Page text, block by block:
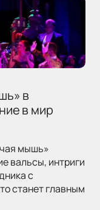
в
в мир
мышь»
вальсы, интриги
с
станет главным